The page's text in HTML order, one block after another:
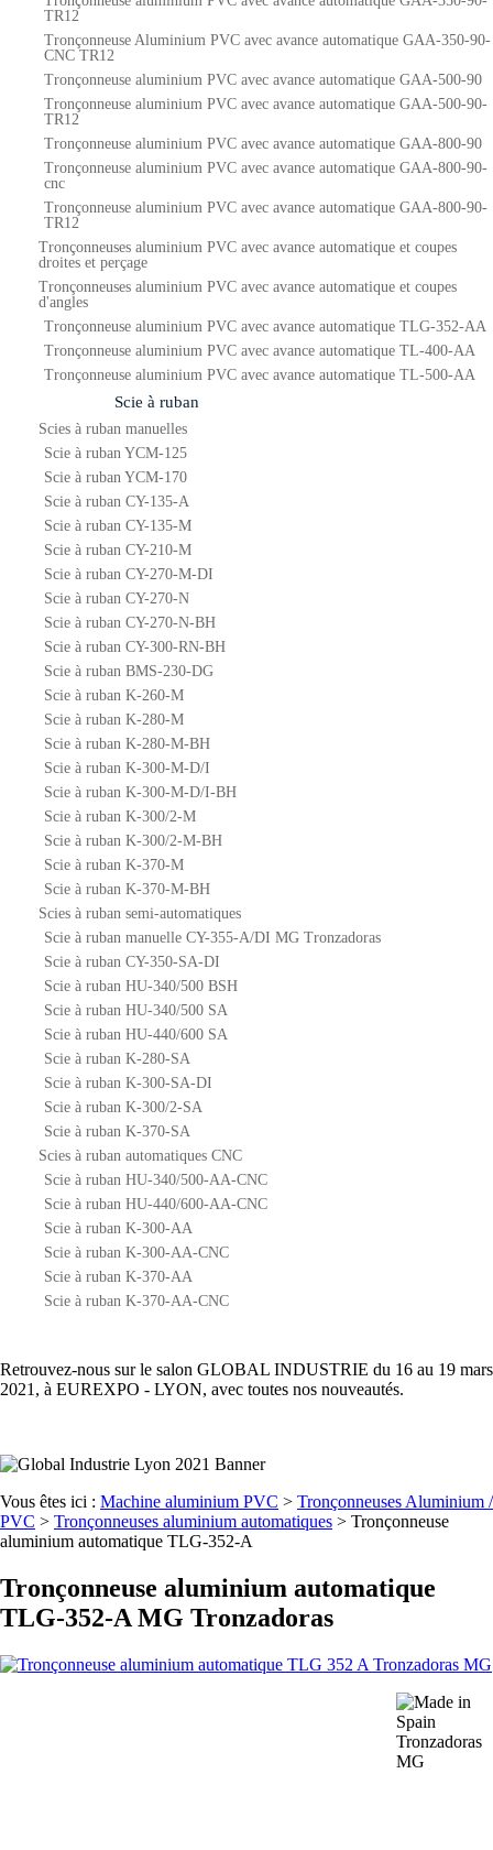
TR12
Tronçonneuse Aluminium PVC avec avance automatique GAA-350-90-
CNC TR12
Tronçonneuse aluminium PVC avec avance automatique GAA-500-90
Tronçonneuse aluminium PVC avec avance automatique GAA-500-90-
TR12
Tronçonneuse aluminium PVC avec avance automatique GAA-800-90
Tronçonneuse aluminium PVC avec avance automatique GAA-800-90-
cnc
Tronçonneuse aluminium PVC avec avance automatique GAA-800-90-
TR12
Tronçonneuses aluminium PVC avec avance automatique et coupes
droites et perçage
Tronçonneuses aluminium PVC avec avance automatique et coupes
d'angles
Tronçonneuse aluminium PVC avec avance automatique TLG-352-AA
Tronçonneuse aluminium PVC avec avance automatique TL-400-AA
Tronçonneuse aluminium PVC avec avance automatique TL-500-AA
Scie à ruban
Scies à ruban manuelles
Scie à ruban YCM-125
Scie à ruban YCM-170
Scie à ruban CY-135-A
Scie à ruban CY-135-M
Scie à ruban CY-210-M
Scie à ruban CY-270-M-DI
Scie à ruban CY-270-N
Scie à ruban CY-270-N-BH
Scie à ruban CY-300-RN-BH
Scie à ruban BMS-230-DG
Scie à ruban K-260-M
Scie à ruban K-280-M
Scie à ruban K-280-M-BH
Scie à ruban K-300-M-D/I
Scie à ruban K-300-M-D/I-BH
Scie à ruban K-300/2-M
Scie à ruban K-300/2-M-BH
Scie à ruban K-370-M
Scie à ruban K-370-M-BH
Scies à ruban semi-automatiques
Scie à ruban manuelle CY-355-A/DI MG Tronzadoras
Scie à ruban CY-350-SA-DI
Scie à ruban HU-340/500 BSH
Scie à ruban HU-340/500 SA
Scie à ruban HU-440/600 SA
Scie à ruban K-280-SA
Scie à ruban K-300-SA-DI
Scie à ruban K-300/2-SA
Scie à ruban K-370-SA
Scies à ruban automatiques CNC
Scie à ruban HU-340/500-AA-CNC
Scie à ruban HU-440/600-AA-CNC
Scie à ruban K-300-AA
Scie à ruban K-300-AA-CNC
Scie à ruban K-370-AA
Scie à ruban K-370-AA-CNC
Retrouvez-nous sur le salon GLOBAL INDUSTRIE du 16 au 19 mars
2021, à EUREXPO - LYON, avec toutes nos nouveautés.
Vous êtes ici : Machine aluminium PVC > Tronçonneuses Aluminium /
PVC > Tronçonneuses aluminium automatiques > Tronçonneuse
aluminium automatique TLG-352-A
Tronçonneuse aluminium automatique
TLG-352-A MG Tronzadoras